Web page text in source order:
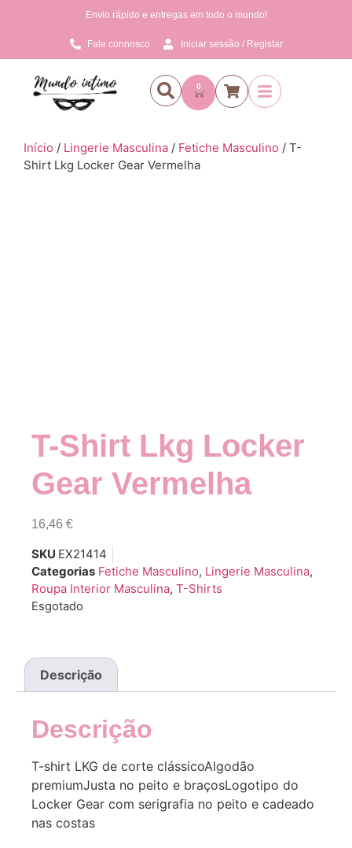
Envio rápido e entregas em todo o mundo!
Fale connosco Iniciar sessão / Registar
0
Início / Lingerie Masculina / Fetiche Masculino / T-
Shirt Lkg Locker Gear Vermelha
T-Shirt Lkg Locker
Gear Vermelha
16,46 €
SKU EX21414
Categorias Fetiche Masculino, Lingerie Masculina,
Roupa Interior Masculina, T-Shirts
Esgotado
Descrição
Descrição
T-shirt LKG de corte clássicoAlgodão
premiumJusta no peito e braçosLogotipo do
Locker Gear com serigrafia no peito e cadeado
nas costas